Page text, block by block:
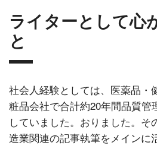
ライターとして心
と
社会人経験としては、医薬品・
粧品会社で合計約20年間品質管
していました。おりました。そ
造業関連の記事執筆をメインに